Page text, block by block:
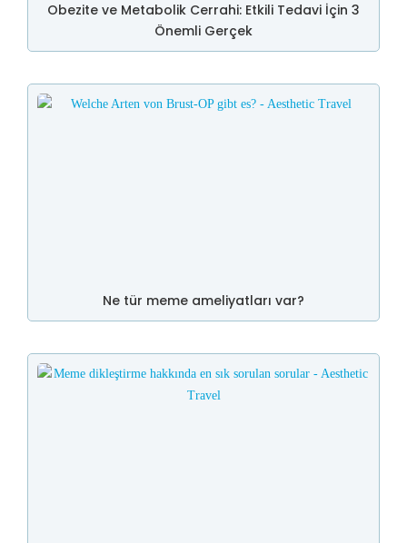
Obezite ve Metabolik Cerrahi: Etkili Tedavi İçin 3
Önemli Gerçek
Ne tür meme ameliyatları var?